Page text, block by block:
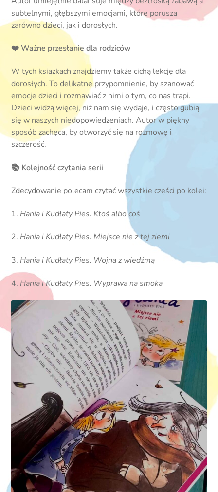
subtelnymi, głębszymi emocjami, które poruszą
zarówno dzieci, jak i dorosłych.
❤️ Ważne przesłanie dla rodziców
W tych książkach znajdziemy także cichą lekcję dla
dorosłych. To delikatne przypomnienie, by szanować
emocje dzieci i rozmawiać z nimi o tym, co nas trapi.
Dzieci widzą więcej, niż nam się wydaje, i często gubią
się w naszych niedopowiedzeniach. Autor w piękny
sposób zachęca, by otworzyć się na rozmowę i
szczerość.
📚 Kolejność czytania serii
Zdecydowanie polecam czytać wszystkie części po kolei:
1. Hania i Kudłaty Pies. Ktoś albo coś
2. Hania i Kudłaty Pies. Miejsce nie z tej ziemi
3. Hania i Kudłaty Pies. Wojna z wiedźmą
4. Hania i Kudłaty Pies. Wyprawa na smoka